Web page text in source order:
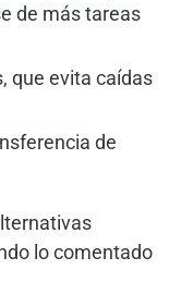
de más tareas
que evita caídas
de
lo comentado